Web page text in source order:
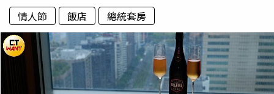
情人節 飯店 總統套房